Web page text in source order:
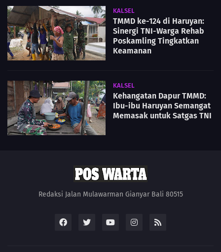
KALSEL
TMMD ke-124 di Haruyan:
Sinergi TNI-Warga Rehab
Poskamling Tingkatkan
Keamanan
KALSEL
Kehangatan Dapur TMMD:
Ibu-ibu Haruyan Semangat
Memasak untuk Satgas TNI
Redaksi Jalan Mulawarman Gianyar Bali 80515